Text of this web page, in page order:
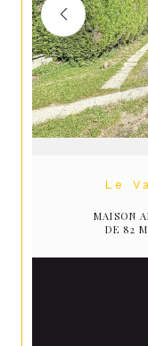
Le Val-Saint-Germain
MAISON
DE 82